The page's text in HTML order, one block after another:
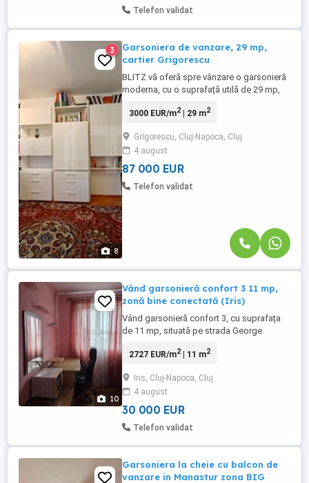
Telefon validat
8
3
Garsoniera de vanzare, 29 mp,
cartier Grigorescu
BLITZ vă oferă spre vânzare o garsonieră
moderna, cu o suprafață utilă de 29 mp,
cartierul Grigorescu, una dintre cele mai
Napoca. Locuința este compartimentată
eficient și este formată din cameră
spațioasă și luminoasă, bucătărie ...
3000 EUR/m2| 29 m2
Grigorescu, Cluj-Napoca, Cluj
4 august
87 000 EUR
Telefon validat
10
Vând garsonieră confort 3 11 mp,
zonă bine conectată (Iris)
Vând garsonieră confort 3, cu suprafața
de 11 mp, situată pe strada George
este decomandată și dispune de o
îmbunătățită pentru un confort termic mai
bun, prin izolare realizată pe interior
(peretele cu geamul și tavanele).
2727 EUR/m2| 11 m2
Iris, Cluj-Napoca, Cluj
4 august
30 000 EUR
Telefon validat
Garsoniera la cheie cu balcon de
vanzare in Manastur zona BIG